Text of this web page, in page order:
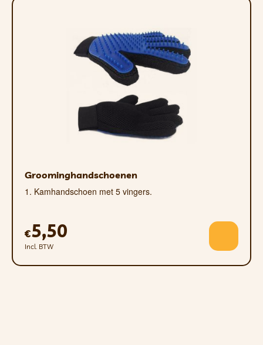
Groominghandschoenen
1. Kamhandschoen met 5 vingers.
€5,50
Incl. BTW